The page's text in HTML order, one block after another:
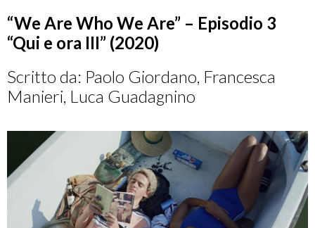
“We Are Who We Are” – Episodio 3
“Qui e ora III” (2020)
Scritto da: Paolo Giordano, Francesca
Manieri, Luca Guadagnino